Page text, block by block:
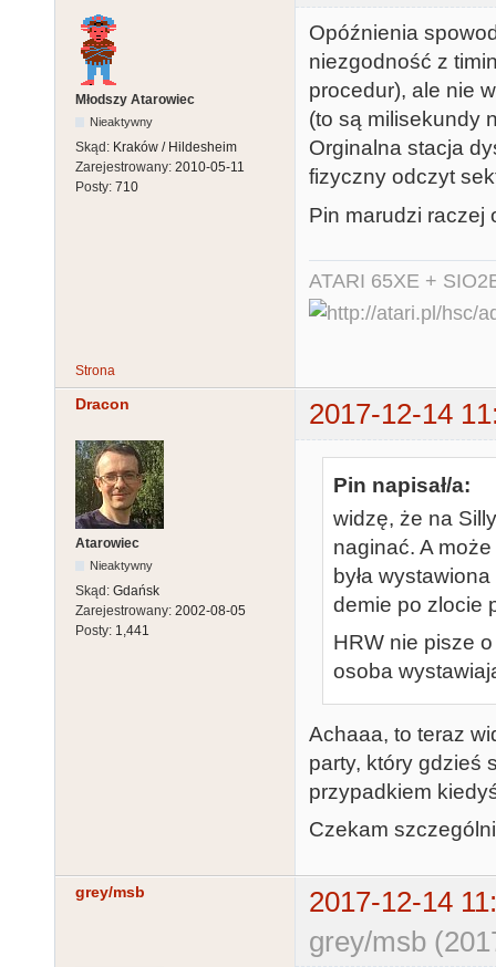
Młodszy Atarowiec
Nieaktywny
Skąd: Kraków / Hildesheim
Zarejestrowany: 2010-05-11
Posty: 710
Opóźnienia
niezgodność z
procedur), ale nie
(to są milisekundy
Orginalna stacja
fizyczny odczyt
Pin marudzi raczej
ATARI 65XE +
Strona
Dracon 2017-12-14
Atarowiec
Nieaktywny
Skąd: Gdańsk
Zarejestrowany: 2002-08-05
Posty: 1,441
Pin napisał/a:
widzę, że na
naginać. A
była
demie po zlocie
HRW nie pisze
osoba
Achaaa, to teraz
party, który gdzieś
przypadkiem
Czekam
grey/msb
2017-12-14
grey/msb